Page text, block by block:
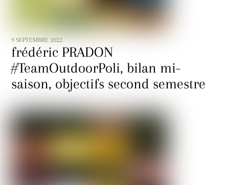
9 SEPTEMBRE 2022
frédéric PRADON
#TeamOutdoorPoli, bilan mi-
saison, objectifs second semestre